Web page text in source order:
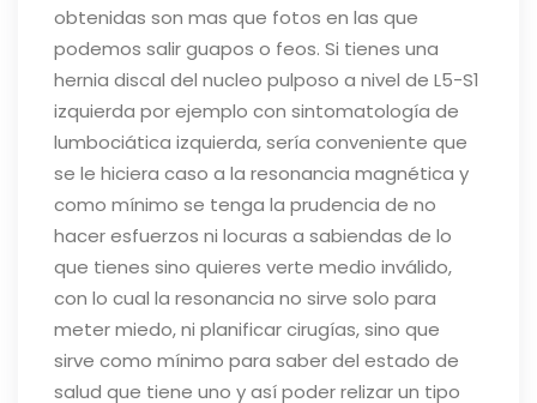
obtenidas son mas que fotos en las que
podemos salir guapos o feos. Si tienes una
hernia discal del nucleo pulposo a nivel de L5-S1
izquierda por ejemplo con sintomatología de
lumbociática izquierda, sería conveniente que
se le hiciera caso a la resonancia magnética y
como mínimo se tenga la prudencia de no
hacer esfuerzos ni locuras a sabiendas de lo
que tienes sino quieres verte medio inválido,
con lo cual la resonancia no sirve solo para
meter miedo, ni planificar cirugías, sino que
sirve como mínimo para saber del estado de
salud que tiene uno y así poder relizar un tipo